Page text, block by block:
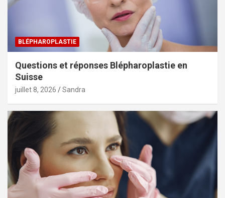
BLÉPHAROPLASTIE
Questions et réponses Blépharoplastie en
Suisse
juillet 8, 2026 Sandra